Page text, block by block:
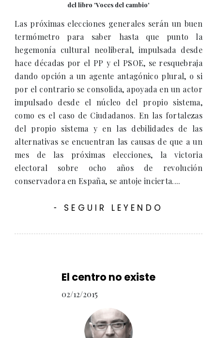
del libro 'Voces del cambio'
Las próximas elecciones generales serán un buen
termómetro para saber hasta que punto la
hegemonía cultural neoliberal, impulsada desde
hace décadas por el PP y el PSOE, se resquebraja
dando opción a un agente antagónico plural, o si
por el contrario se consolida, apoyada en un actor
impulsado desde el núcleo del propio sistema,
como es el caso de Ciudadanos. En las fortalezas
del propio sistema y en las debilidades de las
alternativas se encuentran las causas de que a un
mes de las próximas elecciones, la victoria
electoral sobre ocho años de revolución
conservadora en España, se antoje incierta....
- SEGUIR LEYENDO
El centro no existe
02/12/2015